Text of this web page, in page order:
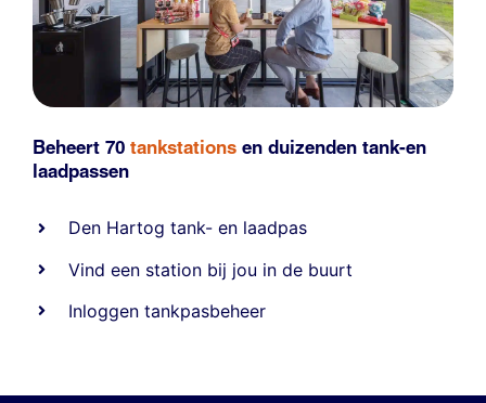
Beheert 70 tankstations en duizenden tank-en
laadpassen
Den Hartog tank- en laadpas
Vind een station bij jou in de buurt
Inloggen tankpasbeheer